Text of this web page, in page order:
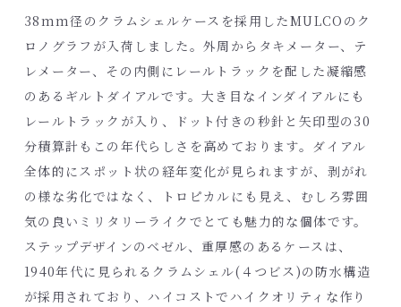
38mm径のクラムシェルケースを採用したMULCOのク
ロノグラフが入荷しました。外周からタキメーター、テ
レメーター、その内側にレールトラックを配した凝縮感
のあるギルトダイアルです。大き目なインダイアルにも
レールトラックが入り、ドット付きの秒針と矢印型の30
分積算計もこの年代らしさを高めております。ダイアル
全体的にスポット状の経年変化が見られますが、剥がれ
の様な劣化ではなく、トロピカルにも見え、むしろ雰囲
気の良いミリタリーライクでとても魅力的な個体です。
ステップデザインのベゼル、重厚感のあるケースは、
1940年代に見られるクラムシェル(４つビス)の防水構造
が採用されており、ハイコストでハイクオリティな作り